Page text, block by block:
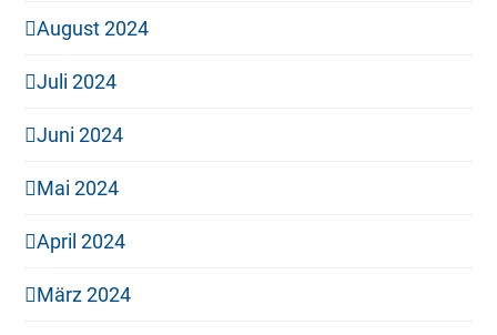
August 2024
Juli 2024
Juni 2024
Mai 2024
April 2024
März 2024